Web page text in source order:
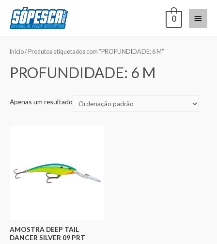
0
Início/ Produtos etiquetados com “PROFUNDIDADE: 6 M”
PROFUNDIDADE: 6 M
Apenas um resultado
AMOSTRA DEEP TAIL
DANCER SILVER 09 PRT